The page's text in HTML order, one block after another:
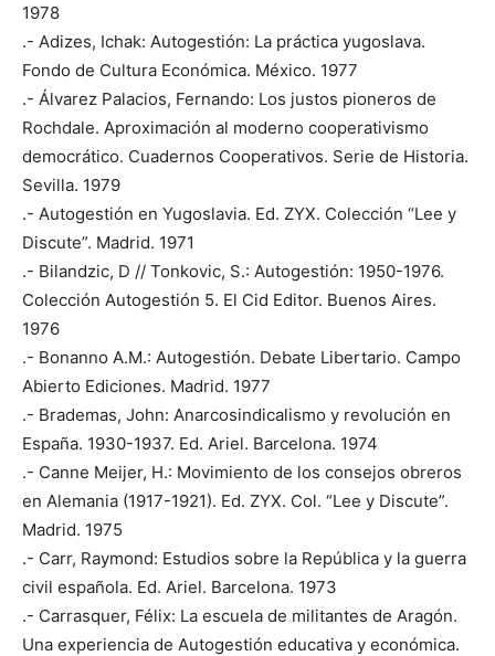
1978
.- Adizes, Ichak: Autogestión: La práctica yugoslava.
Fondo de Cultura Económica. México. 1977
.- Álvarez Palacios, Fernando: Los justos pioneros de
Rochdale. Aproximación al moderno cooperativismo
democrático. Cuadernos Cooperativos. Serie de Historia.
Sevilla. 1979
.- Autogestión en Yugoslavia. Ed. ZYX. Colección “Lee y
Discute”. Madrid. 1971
.- Bilandzic, D // Tonkovic, S.: Autogestión: 1950-1976.
Colección Autogestión 5. El Cid Editor. Buenos Aires.
1976
.- Bonanno A.M.: Autogestión. Debate Libertario. Campo
Abierto Ediciones. Madrid. 1977
.- Brademas, John: Anarcosindicalismo y revolución en
España. 1930-1937. Ed. Ariel. Barcelona. 1974
.- Canne Meijer, H.: Movimiento de los consejos obreros
en Alemania (1917-1921). Ed. ZYX. Col. “Lee y Discute”.
Madrid. 1975
.- Carr, Raymond: Estudios sobre la República y la guerra
civil española. Ed. Ariel. Barcelona. 1973
.- Carrasquer, Félix: La escuela de militantes de Aragón.
Una experiencia de Autogestión educativa y económica.